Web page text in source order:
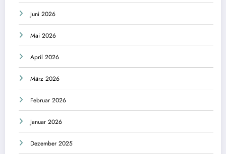
Juni 2026
Mai 2026
April 2026
März 2026
Februar 2026
Januar 2026
Dezember 2025